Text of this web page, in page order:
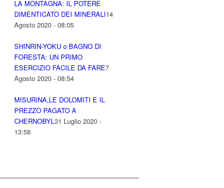
LA MONTAGNA: IL POTERE
DIMENTICATO DEI MINERALI14
Agosto 2020 - 08:05
SHINRIN-YOKU o BAGNO DI
FORESTA: UN PRIMO
ESERCIZIO FACILE DA FARE7
Agosto 2020 - 08:54
MISURINA,LE DOLOMITI E IL
PREZZO PAGATO A
CHERNOBYL31 Luglio 2020 -
13:58